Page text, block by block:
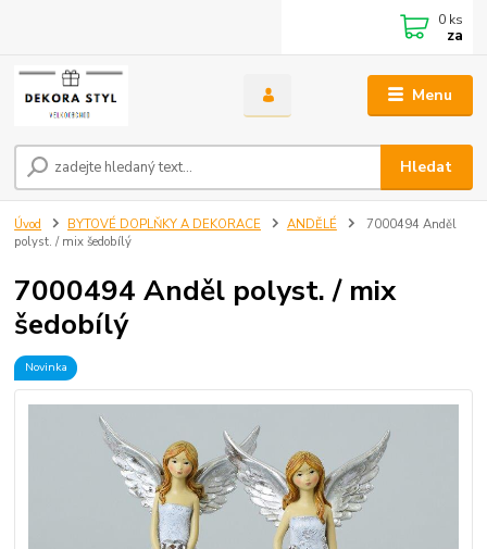
Menu
Hledat
0 ks
za
Úvod BYTOVÉ DOPLŇKY A DEKORACE ANDĚLÉ
7000494 Anděl
polyst. / mix šedobílý
7000494 Anděl polyst. / mix
šedobílý
Novinka